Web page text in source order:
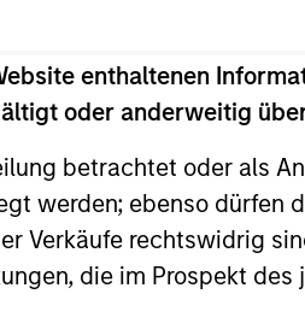
enthaltenen
oder anderweitig
betrachtet oder als
werden; ebenso dürfen
Verkäufe rechtswidrig
die im Prospekt